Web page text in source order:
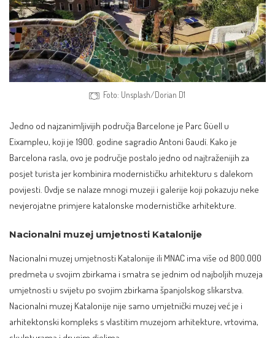
Foto: Unsplash/Dorian D1
Jedno od najzanimljivijih područja Barcelone je Parc Güell u
Eixampleu, koji je 1900. godine sagradio Antoni Gaudí. Kako je
Barcelona rasla, ovo je područje postalo jedno od najtraženijih za
posjet turista jer kombinira modernističku arhitekturu s dalekom
povijesti. Ovdje se nalaze mnogi muzeji i galerije koji pokazuju neke
nevjerojatne primjere katalonske modernističke arhitekture.
Nacionalni muzej umjetnosti Katalonije
Nacionalni muzej umjetnosti Katalonije ili MNAC ima više od 800.000
predmeta u svojim zbirkama i smatra se jednim od najboljih muzeja
umjetnosti u svijetu po svojim zbirkama španjolskog slikarstva.
Nacionalni muzej Katalonije nije samo umjetnički muzej već je i
arhitektonski kompleks s vlastitim muzejom arhitekture, vrtovima,